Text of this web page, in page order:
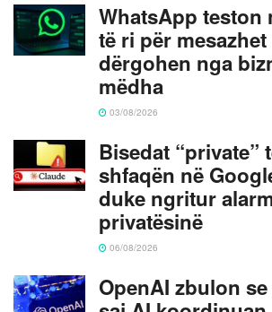
WhatsApp teston
të ri për mesazhet
dërgohen nga
mëdha
03/08/2026
Bisedat “private”
shfaqën në
duke ngritur
privatësinë
06/08/2026
OpenAI zbulon